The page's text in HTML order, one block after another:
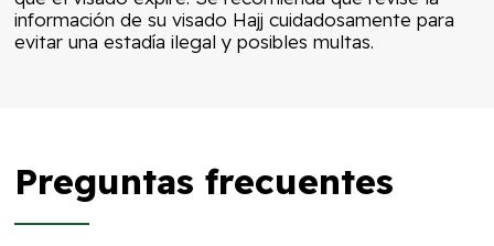
información de su visado Hajj cuidadosamente para
evitar una estadía ilegal y posibles multas.
Preguntas frecuentes